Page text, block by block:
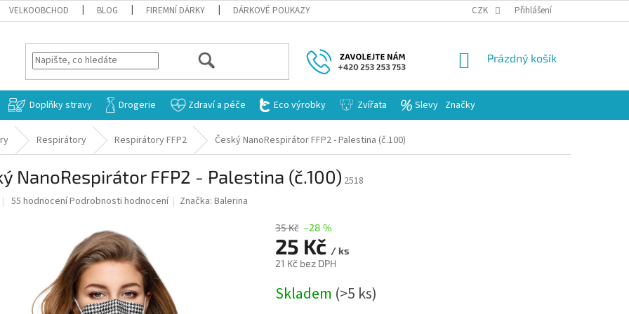
VELKOOBCHOD BLOG FIREMNÍ DÁRKY DÁRKOVÉ POUKAZY CZK Přihlášení
HLEDAT
NÁKUPNÍ
Prázdný košík
Doplňky stravy Drogerie Zdraví a péče Eco výrobky Zvířata Slevy Značky
Respirátory Respirátory FFP2 Český NanoRespirátor FFP2 - Palestina (č.100)
NanoRespirátor FFP2 - Palestina (č.100) 2518
Průměrné
hvězdiček.
55 hodnoceníPodrobnosti hodnocení Značka:Balerina
35 Kč –28 %
25 Kč / ks
21 Kč bez DPH
cena:
Skladem (>5 ks)